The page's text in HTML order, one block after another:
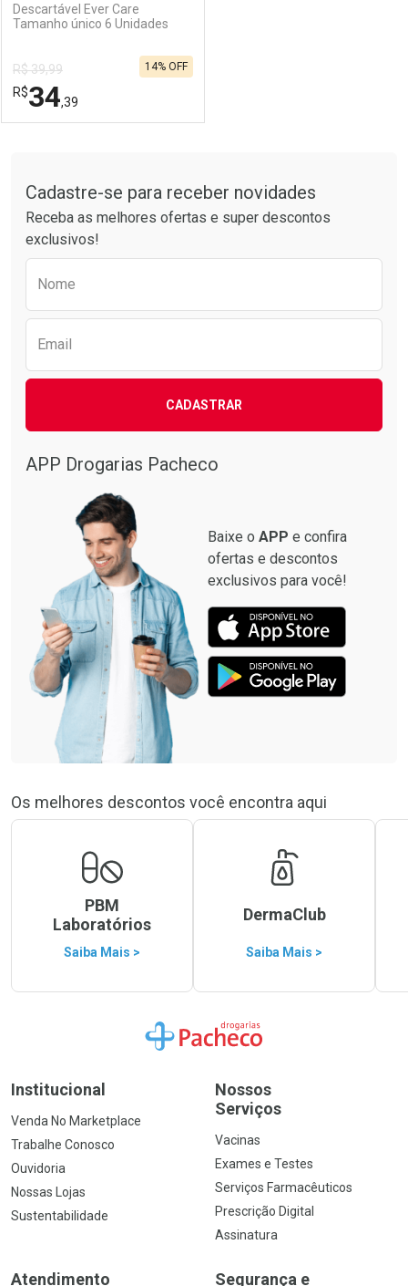
Descartável Ever Care
Tamanho único 6 Unidades
R$ 39,99
R$34,39
14% OFF
Laboratório
Comprar sem Desconto
Por Menos
Comprar sem Desconto
Por R$ 34,39/cada
Cadastre-se para receber novidades
Receba as melhores ofertas e super descontos
exclusivos!
Nome
Email
CADASTRAR
APP Drogarias Pacheco
Baixe o APP e confira
ofertas e descontos
exclusivos para você!
Os melhores descontos você encontra aqui
PBM
Laboratórios
Saiba Mais >
DermaClub
Saiba Mais >
Ir para a Home
Institucional
Venda No Marketplace
Trabalhe Conosco
Ouvidoria
Nossas Lojas
Sustentabilidade
Nossos
Serviços
Vacinas
Exames e Testes
Serviços Farmacêuticos
Prescrição Digital
Assinatura
Atendimento
Segurança e